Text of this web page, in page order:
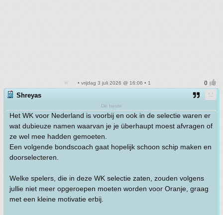
• vrijdag 3 juli 2026 @ 16:06 • 1
Shreyas
De beste
Het WK voor Nederland is voorbij en ook in de selectie waren er
wat dubieuze namen waarvan je je überhaupt moest afvragen of
ze wel mee hadden gemoeten.
Een volgende bondscoach gaat hopelijk schoon schip maken en
doorselecteren.
Welke spelers, die in deze WK selectie zaten, zouden volgens
jullie niet meer opgeroepen moeten worden voor Oranje, graag
met een kleine motivatie erbij.